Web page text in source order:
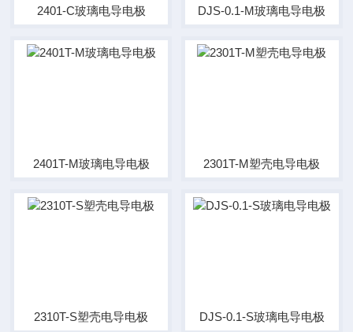
2401-C玻璃电导电极 DJS-0.1-M玻璃电导电极
2401T-M玻璃电导电极 2301T-M塑壳电导电极
2310T-S塑壳电导电极 DJS-0.1-S玻璃电导电极